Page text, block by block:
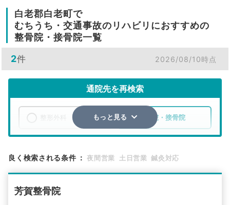
白老郡白老町で
むちうち・交通事故のリハビリにおすすめの
整骨院・接骨院一覧
2件 2026/08/10時点
通院先を再検索
整骨院・接骨院
検索する
もっと見る
良く検索される条件 ： 夜間営業 土日営業 鍼灸対応
芳賀整骨院